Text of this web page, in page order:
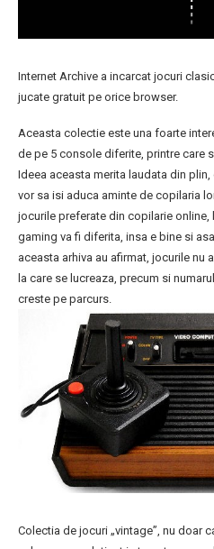
Internet Archive a incarcat jocuri
jucate gratuit pe orice browser.
Aceasta colectie este una foarte
de pe 5 console diferite, printre care
Ideea aceasta merita laudata din
vor sa isi aduca aminte de copilaria
jocurile preferate din copilarie online,
gaming va fi diferita, insa e bine si
aceasta arhiva au afirmat, jocurile nu
la care se lucreaza, precum si
creste pe parcurs.
Colectia de jocuri „vintage”, nu doar